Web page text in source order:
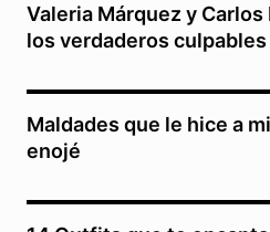
Valeria Márquez y Carlos
los verdaderos
Maldades que le hice a
enojé